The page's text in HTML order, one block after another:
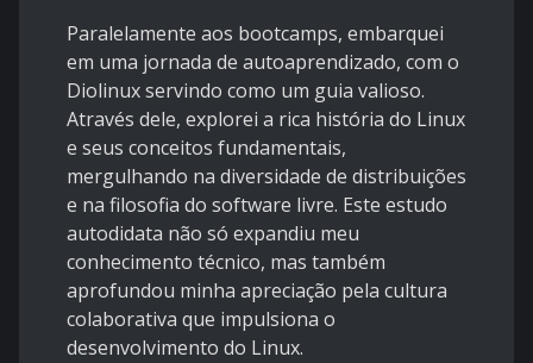
Paralelamente aos bootcamps, embarquei
em uma jornada de autoaprendizado, com o
Diolinux servindo como um guia valioso.
Através dele, explorei a rica história do Linux
e seus conceitos fundamentais,
mergulhando na diversidade de distribuições
e na filosofia do software livre. Este estudo
autodidata não só expandiu meu
conhecimento técnico, mas também
aprofundou minha apreciação pela cultura
colaborativa que impulsiona o
desenvolvimento do Linux.